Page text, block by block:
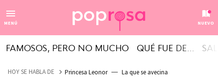
MENÚ NUEVO
FAMOSOS, PERO NO MUCHO QUÉ FUE DE...
HOY SE HABLA DE Princesa Leonor La que se avecina